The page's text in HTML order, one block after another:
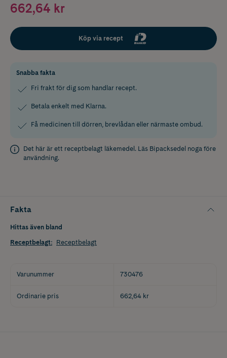
662,64 kr
Köp via recept
Snabba fakta
Fri frakt för dig som handlar recept.
Betala enkelt med Klarna.
Få medicinen till dörren, brevlådan eller närmaste ombud.
Det här är ett receptbelagt läkemedel. Läs Bipacksedel noga före
användning.
Fakta
Hittas även bland
Receptbelagt: Receptbelagt
Varunummer 730476
Ordinarie pris 662,64 kr